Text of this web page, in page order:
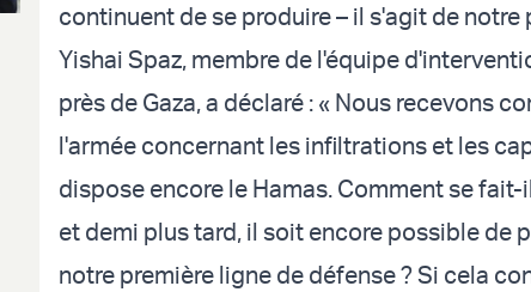
continuent de se produire – il s'agit de notre
Yishai Spaz, membre de l'équipe
près de Gaza, a déclaré : « Nous recevons
l'armée concernant les infiltrations et les
dispose encore le Hamas. Comment se
et demi plus tard, il soit encore possible de
notre première ligne de défense ? Si cela